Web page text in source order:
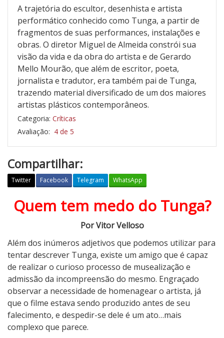
A trajetória do escultor, desenhista e artista
performático conhecido como Tunga, a partir de
fragmentos de suas performances, instalações e
obras. O diretor Miguel de Almeida constrói sua
visão da vida e da obra do artista e de Gerardo
Mello Mourão, que além de escritor, poeta,
jornalista e tradutor, era também pai de Tunga,
trazendo material diversificado de um dos maiores
artistas plásticos contemporâneos.
Categoria: Críticas
Avaliação: 4 de 5
Compartilhar:
Twitter Facebook Telegram WhatsApp
g
a
,
o
E
s
q
u
Quem tem medo do Tunga?
Por Vitor Velloso
Além dos inúmeros adjetivos que podemos utilizar para
tentar descrever Tunga, existe um amigo que é capaz
de realizar o curioso processo de musealização e
admissão da incompreensão do mesmo. Engraçado
observar a necessidade de homenagear o artista, já
que o filme estava sendo produzido antes de seu
falecimento, e despedir-se dele é um ato…mais
complexo que parece.